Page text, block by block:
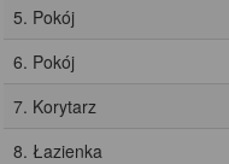
5. Pokój
6. Pokój
7. Korytarz
8. Łazienka